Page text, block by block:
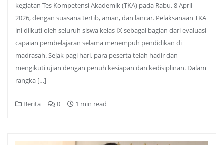
kegiatan Tes Kompetensi Akademik (TKA) pada Rabu, 8 April
2026, dengan suasana tertib, aman, dan lancar. Pelaksanaan TKA
ini diikuti oleh seluruh siswa kelas IX sebagai bagian dari evaluasi
capaian pembelajaran selama menempuh pendidikan di
madrasah. Sejak pagi hari, para peserta telah hadir dan
mengikuti ujian dengan penuh kesiapan dan kedisiplinan. Dalam
rangka […]
Berita 0 1 min read